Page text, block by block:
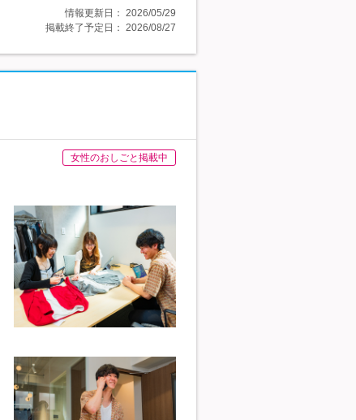
情報更新日： 2026/05/29
掲載終了予定日： 2026/08/27
女性のおしごと掲載中